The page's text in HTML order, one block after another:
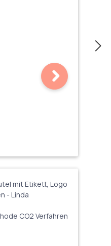
von 5 von 5 Sternen